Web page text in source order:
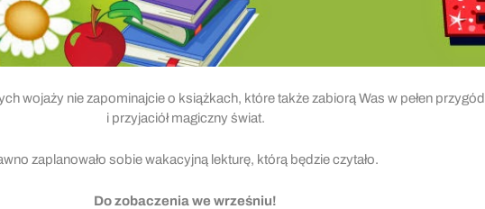
wojaży nie zapominajcie o książkach, które także zabiorą Was w pełen przygód
i przyjaciół magiczny świat.
zaplanowało sobie wakacyjną lekturę, którą będzie czytało.
Do zobaczenia we wrześniu!